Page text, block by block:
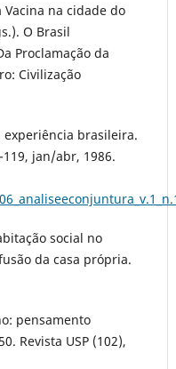
Vacina na cidade do
O Brasil
Proclamação da
Civilização
experiência brasileira.
jan/abr, 1986.
social no
da casa própria.
pensamento
Revista USP (102),